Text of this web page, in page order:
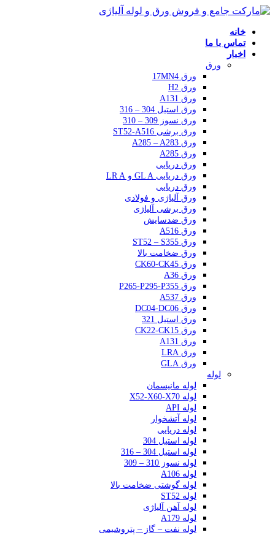
خانه
تماس با ما
اخبار
ورق
ورق 17MN4
ورق H2
ورق A131
ورق استیل 304 – 316
ورق نسوز 309 – 310
ورق برشی ST52-A516
ورق A285 – A283
ورق A285
ورق دریایی
ورق دریایی GL A و LR A
ورق دریایی
ورق آلیاژی و فولادی
ورق برشی آلیاژی
ورق ضدسایش
ورق A516
ورق ST52 – S355
ورق ضخامت بالا
ورق CK60-CK45
ورق A36
ورق P265-P295-P355
ورق A537
ورق DC04-DC06
ورق استیل 321
ورق CK22-CK15
ورق A131
ورق LRA
ورق GLA
لوله
لوله مانیسمان
لوله X52-X60-X70
لوله API
لوله آتشخوار
لوله دریایی
لوله استیل 304
لوله استیل 304 – 316
لوله نسوز 310 – 309
لوله A106
لوله گوشتی ضخامت بالا
لوله ST52
لوله آهن آلیاژی
لوله A179
لوله نفت – گاز – پتروشیمی